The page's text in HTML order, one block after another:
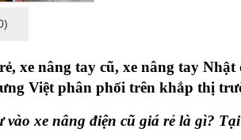
xe nâng tay cũ, xe nâng tay
Việt phân phối trên khắp thị
vào xe nâng điện cũ giá rẻ là gì?